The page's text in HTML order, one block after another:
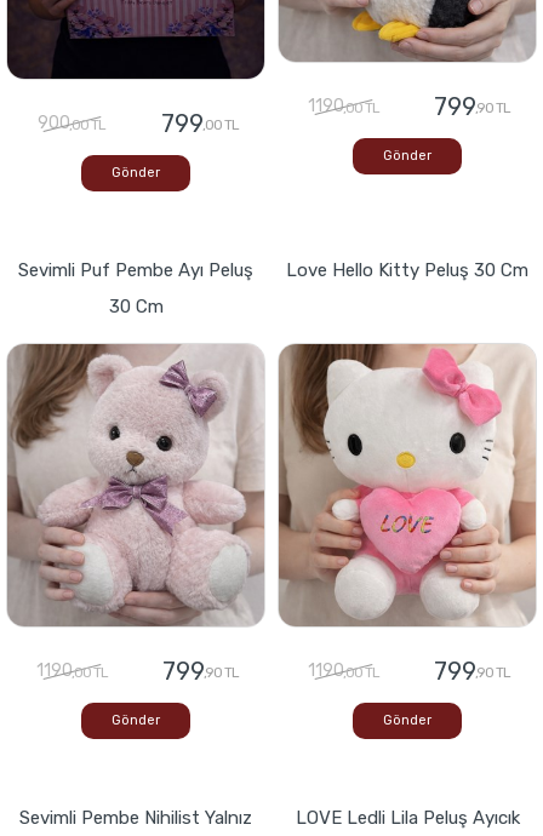
900,00 TL 799,00 TL
Gönder
1190,00 TL 799,90 TL
Gönder
Sevimli Puf Pembe Ayı Peluş
30 Cm
1190,00 TL 799,90 TL
Gönder
Love Hello Kitty Peluş 30 Cm
1190,00 TL 799,90 TL
Gönder
Sevimli Pembe Nihilist Yalnız
LOVE Ledli Lila Peluş Ayıcık